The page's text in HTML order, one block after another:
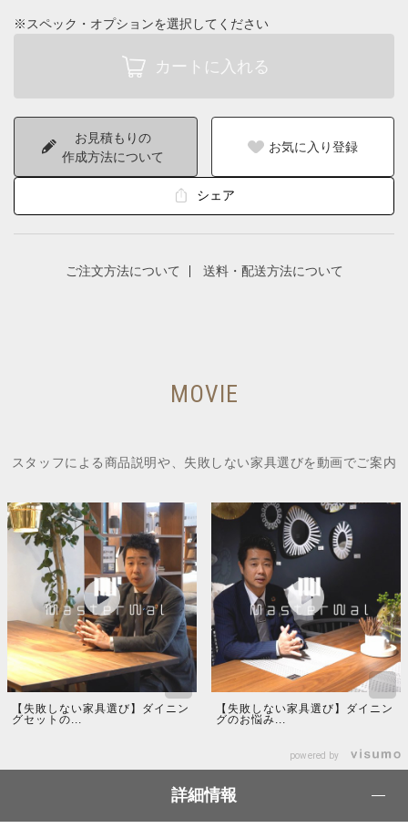
※スペック・オプションを選択してください
お見積もりの
作成方法について
お気に入り登録
シェア
ご注文方法について 送料・配送方法について
MOVIE
スタッフによる商品説明や、失敗しない家具選びを動画でご案内
【失敗しない家具選び】ダイニン
グセットの...
【失敗しない家具選び】ダイニン
グのお悩み...
powered by
詳細情報